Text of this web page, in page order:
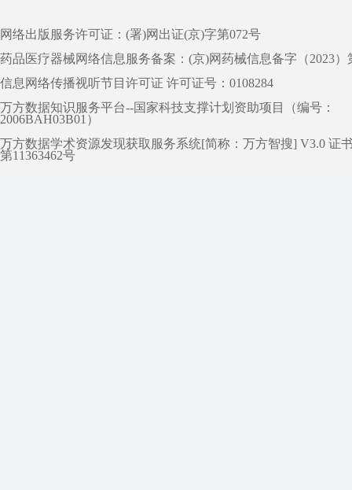
网络出版服务许可证：(署)网出证(京)字第072号
药品医疗器械网络信息服务备案：(京)网药械信息备字（2023）
信息网络传播视听节目许可证 许可证号：0108284
万方数据知识服务平台--国家科技支撑计划资助项目（编号：
2006BAH03B01）
万方数据学术资源发现获取服务系统[简称：万方智搜] V3.0 证
第11363462号